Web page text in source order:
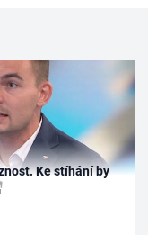
Ke stíhání by